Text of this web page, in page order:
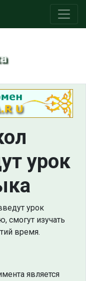
урок
урок
смогут изучать
время.
является